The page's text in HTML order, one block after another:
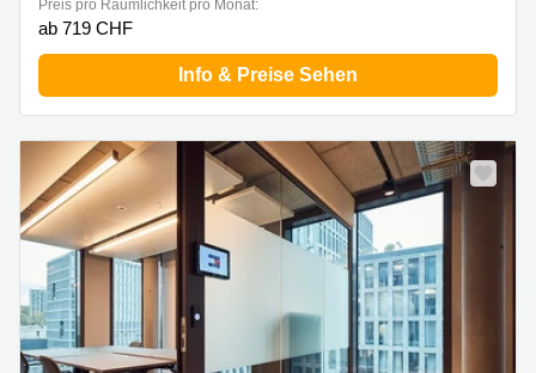
Preis pro Räumlichkeit pro Monat:
ab 719 CHF
Info & Preise Sehen